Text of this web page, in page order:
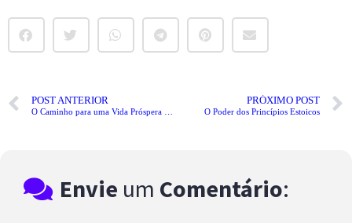
POST ANTERIOR PRÓXIMO POST
O Poder dos Princípios Estoicos
Envie um Comentário: